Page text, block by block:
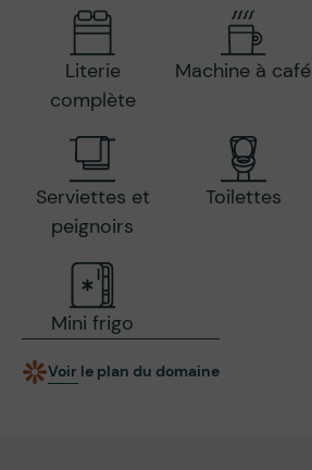
Literie
complète
Machine à café
Serviettes et
peignoirs
Toilettes
Mini frigo
Voir le plan du domaine